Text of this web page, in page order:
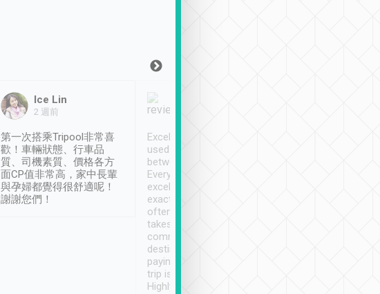
Ice Lin
2 週前
第一次搭乘Tripool非常喜
歡！車輛狀態、行車品
質、司機素質、價格各方
面CP值非常高，家中長輩
與孕婦都覺得很舒適呢！
謝謝您們！
Excellent service. We have
used Tripool to travel
between cities in Taiwan.
Every driver has been
excellent and arrives
exactly on time. As there is
often limited English it
takes the difficulty out of
communicating the
destination details and
paying online prior to the
trip is very convenient.
Highly recommended